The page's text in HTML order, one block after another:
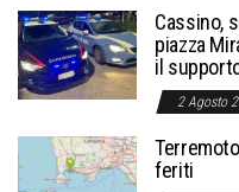
Cassino,
piazza
il
2 Agosto
feriti